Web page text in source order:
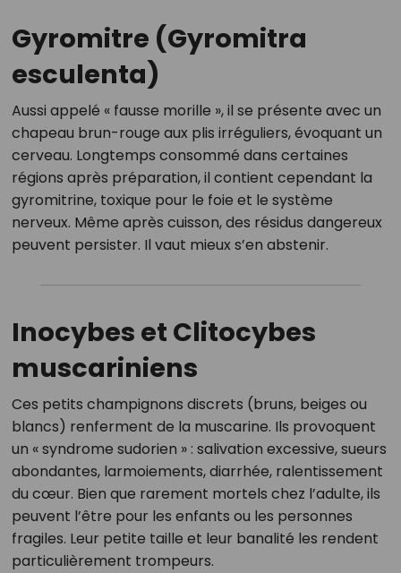
Gyromitre (Gyromitra
esculenta)
Aussi appelé « fausse morille », il se présente avec un
chapeau brun-rouge aux plis irréguliers, évoquant un
cerveau. Longtemps consommé dans certaines
régions après préparation, il contient cependant la
gyromitrine, toxique pour le foie et le système
nerveux. Même après cuisson, des résidus dangereux
peuvent persister. Il vaut mieux s’en abstenir.
Inocybes et Clitocybes
muscariniens
Ces petits champignons discrets (bruns, beiges ou
blancs) renferment de la muscarine. Ils provoquent
un « syndrome sudorien » : salivation excessive, sueurs
abondantes, larmoiements, diarrhée, ralentissement
du cœur. Bien que rarement mortels chez l’adulte, ils
peuvent l’être pour les enfants ou les personnes
fragiles. Leur petite taille et leur banalité les rendent
particulièrement trompeurs.